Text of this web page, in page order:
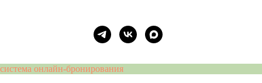
система онлайн-бронирования